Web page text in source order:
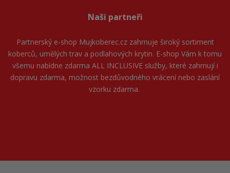
Naši partneři
Partnerský e-shop Mujkoberec.czzahrnuje široký sortiment
koberců, umělých trav a podlahových krytin. E-shop Vám k tomu
všemu nabídne zdarma ALL INCLUSIVE služby, které zahrnují i
dopravu zdarma, možnost bezdůvodného vrácení nebo zaslání
vzorku zdarma.